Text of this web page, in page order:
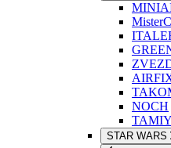
NOCH
STAR WARS